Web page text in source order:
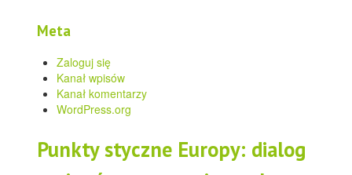
Meta
Zaloguj się
Kanał wpisów
Kanał komentarzy
WordPress.org
Punkty styczne Europy: dialog